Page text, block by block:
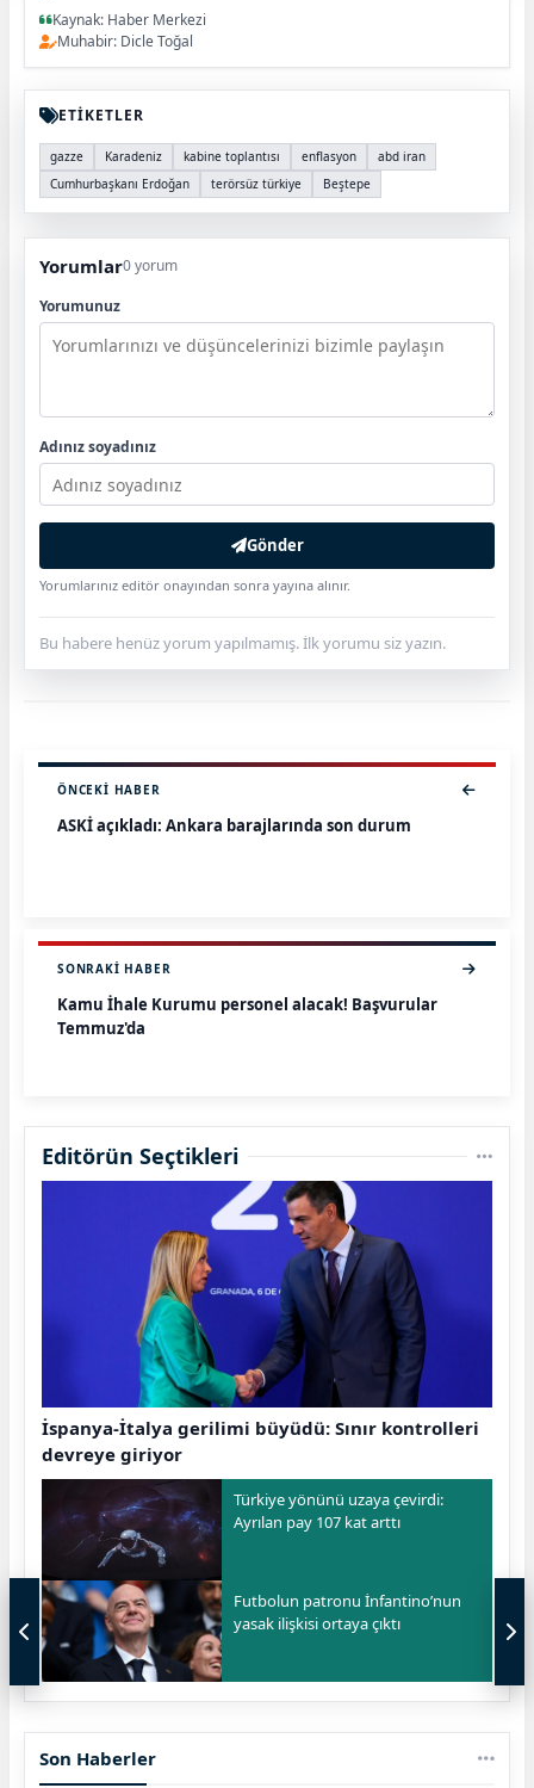
Kaynak: Haber Merkezi
Muhabir: Dicle Toğal
ETİKETLER
gazze Karadeniz kabine toplantısı enflasyon
abd iran
Cumhurbaşkanı Erdoğan
terörsüz türkiye Beştepe
Yorumlar0 yorum
Yorumunuz
Adınız soyadınız
Gönder
Yorumlarınız editör onayından sonra yayına alınır.
Bu habere henüz yorum yapılmamış. İlk yorumu siz yazın.
ÖNCEKI HABER
ASKİ açıkladı: Ankara barajlarında son durum
SONRAKI HABER
Kamu İhale Kurumu personel alacak! Başvurular
Temmuz'da
Editörün Seçtikleri
İspanya-İtalya gerilimi büyüdü: Sınır kontrolleri
devreye giriyor
Türkiye yönünü uzaya çevirdi:
Ayrılan pay 107 kat arttı
Futbolun patronu İnfantino’nun
yasak ilişkisi ortaya çıktı
Son Haberler